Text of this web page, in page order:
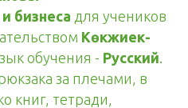
бизнеса для учеников
Көкжиек-
обучения - Русский.
за плечами, в
книг, тетради,